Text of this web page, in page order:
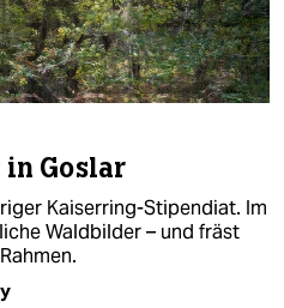
in Goslar
Kaiserring-Stipendiat. Im
Waldbilder – und fräst